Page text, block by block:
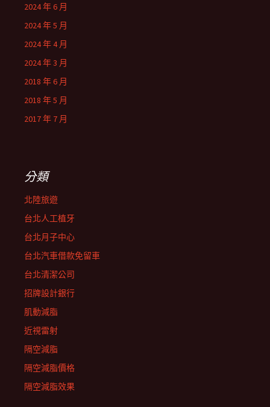
2024 年 6 月
2024 年 5 月
2024 年 4 月
2024 年 3 月
2018 年 6 月
2018 年 5 月
2017 年 7 月
分類
北陸旅遊
台北人工植牙
台北月子中心
台北汽車借款免留車
台北清潔公司
招牌設計銀行
肌動減脂
近視雷射
隔空減脂
隔空減脂價格
隔空減脂效果